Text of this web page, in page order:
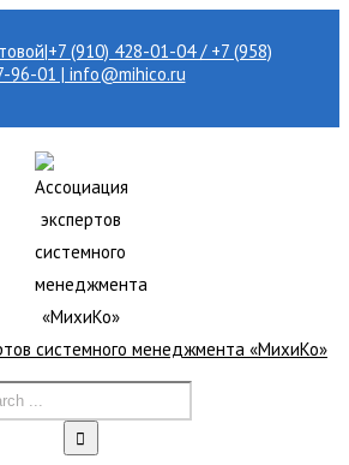
|+7 (910) 428-01-04 / +7 (958)
96-01 | info@mihico.ru